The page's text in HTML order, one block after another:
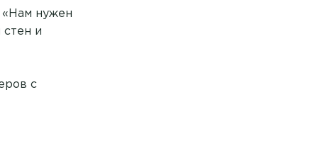
«Нам нужен
стен и
с